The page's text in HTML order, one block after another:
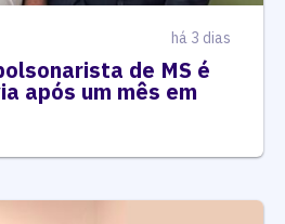
há 3 dias
de MS é
após um mês em